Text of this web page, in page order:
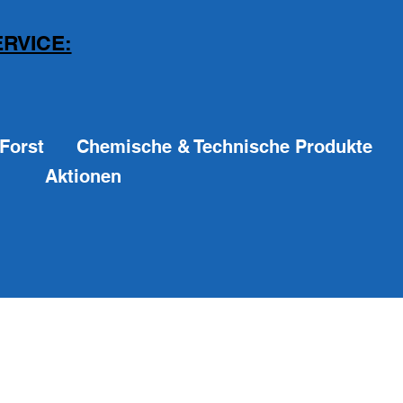
Chemische & Technische Produkte
Aktionen